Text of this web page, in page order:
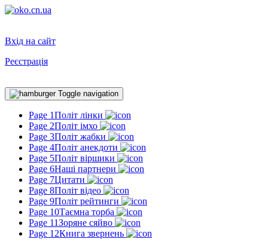
Вхід на сайт
Реєстрація
Toggle navigation
Page 1Політ лінки
Page 2Політ імхо
Page 3Політ жабки
Page 4Політ анекдоти
Page 5Політ віршики
Page 6Наші партнери
Page 7Цитати
Page 8Політ відео
Page 9Політ рейтинги
Page 10Таємна торба
Page 11Зоряне сяйво
Page 12Книга звернень